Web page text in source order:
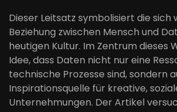
Dieser Leitsatz symbolisiert die sich
Beziehung zwischen Mensch und
heutigen Kultur. Im Zentrum dieses
Idee, dass Daten nicht nur eine
technische Prozesse sind, sondern
Inspirationsquelle für kreative,
Unternehmungen. Der Artikel